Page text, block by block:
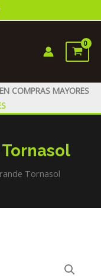
EN COMPRAS MAYORES
Tornasol